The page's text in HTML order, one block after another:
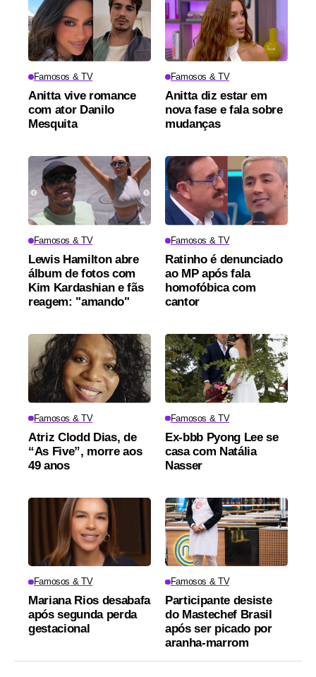
Famosos & TV
Anitta vive romance
com ator Danilo
Mesquita
Famosos & TV
Anitta diz estar em
nova fase e fala sobre
mudanças
Famosos & TV
Lewis Hamilton abre
álbum de fotos com
Kim Kardashian e fãs
reagem: "amando"
Famosos & TV
Ratinho é denunciado
ao MP após fala
homofóbica com
cantor
Famosos & TV
Atriz Clodd Dias, de
“As Five”, morre aos
49 anos
Famosos & TV
Ex-bbb Pyong Lee se
casa com Natália
Nasser
Famosos & TV
Mariana Rios desabafa
após segunda perda
gestacional
Famosos & TV
Participante desiste
do Mastechef Brasil
após ser picado por
aranha-marrom